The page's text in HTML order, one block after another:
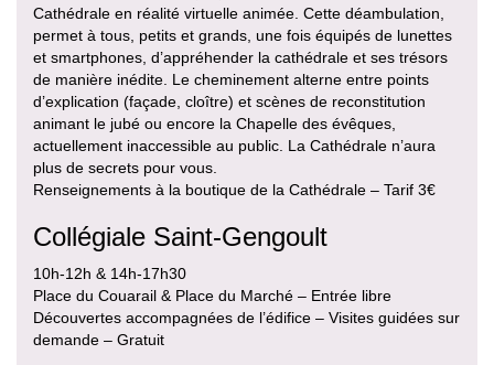
Cathédrale en réalité virtuelle animée. Cette déambulation,
permet à tous, petits et grands, une fois équipés de lunettes
et smartphones, d’appréhender la cathédrale et ses trésors
de manière inédite. Le cheminement alterne entre points
d’explication (façade, cloître) et scènes de reconstitution
animant le jubé ou encore la Chapelle des évêques,
actuellement inaccessible au public. La Cathédrale n’aura
plus de secrets pour vous.
Renseignements à la boutique de la Cathédrale – Tarif 3€
Collégiale Saint-Gengoult
10h-12h & 14h-17h30
Place du Couarail & Place du Marché – Entrée libre
Découvertes accompagnées de l’édifice – Visites guidées sur
demande – Gratuit